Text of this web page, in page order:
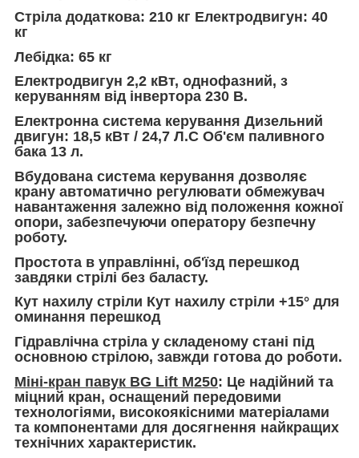
Стріла додаткова: 210 кг Електродвигун: 40
кг
Лебідка: 65 кг
Електродвигун 2,2 кВт, однофазний, з
керуванням від інвертора 230 В.
Електронна система керування Дизельний
двигун: 18,5 кВт / 24,7 Л.С Об'єм паливного
бака 13 л.
Вбудована система керування дозволяє
крану автоматично регулювати обмежувач
навантаження залежно від положення кожної
опори, забезпечуючи оператору безпечну
роботу.
Простота в управлінні, об'їзд перешкод
завдяки стрілі без баласту.
Кут нахилу стріли Кут нахилу стріли +15° для
оминання перешкод
Гідравлічна стріла у складеному стані під
основною стрілою, завжди готова до роботи.
Міні-кран павук BG Lift M250: Це надійний та
міцний кран, оснащений передовими
технологіями, високоякісними матеріалами
та компонентами для досягнення найкращих
технічних характеристик.